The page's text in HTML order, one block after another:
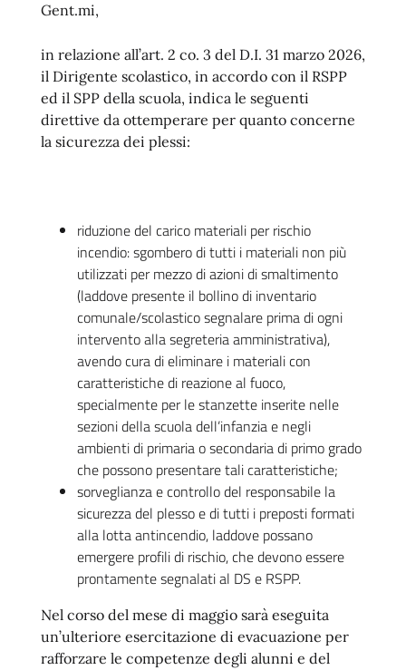
Gent.mi,
in relazione all’art. 2 co. 3 del D.I. 31 marzo 2026,
il Dirigente scolastico, in accordo con il RSPP
ed il SPP della scuola, indica le seguenti
direttive da ottemperare per quanto concerne
la sicurezza dei plessi:
riduzione del carico materiali per rischio
incendio: sgombero di tutti i materiali non più
utilizzati per mezzo di azioni di smaltimento
(laddove presente il bollino di inventario
comunale/scolastico segnalare prima di ogni
intervento alla segreteria amministrativa),
avendo cura di eliminare i materiali con
caratteristiche di reazione al fuoco,
specialmente per le stanzette inserite nelle
sezioni della scuola dell’infanzia e negli
ambienti di primaria o secondaria di primo grado
che possono presentare tali caratteristiche;
sorveglianza e controllo del responsabile la
sicurezza del plesso e di tutti i preposti formati
alla lotta antincendio, laddove possano
emergere profili di rischio, che devono essere
prontamente segnalati al DS e RSPP.
Nel corso del mese di maggio sarà eseguita
un’ulteriore esercitazione di evacuazione per
rafforzare le competenze degli alunni e del